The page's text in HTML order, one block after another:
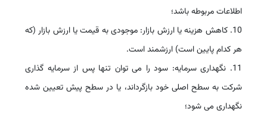
اطلاعات مربوطه باشد؛
10. کاهش هزینه یا ارزش بازار: موجودی به قیمت یا ارزش بازار (که
هر کدام پایین است) ارزشمند است.
11. نگهداری سرمایه: سود را می توان تنها پس از سرمایه گذاری
شرکت به سطح اصلی خود بازگرداند، یا در سطح پیش تعیین شده
نگهداری می شود؛